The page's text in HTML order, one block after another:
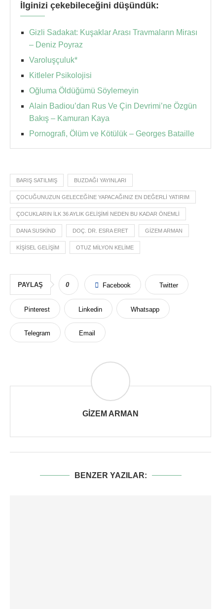
İlginizi çekebileceğini düşündük:
Gizli Sadakat: Kuşaklar Arası Travmaların Mirası
– Deniz Poyraz
Varoluşçuluk*
Kitleler Psikolojisi
Oğluma Öldüğümü Söylemeyin
Alain Badiou’dan Rus Ve Çin Devrimi’ne Özgün
Bakış – Kamuran Kaya
Pornografi, Ölüm ve Kötülük – Georges Bataille
BARIŞ SATILMIŞ BUZDAĞI YAYINLARI
ÇOCUĞUNUZUN GELECEĞINE YAPACAĞINIZ EN DEĞERLI YATIRIM
ÇOCUKLARIN ILK 36 AYLIK GELIŞIMI NEDEN BU KADAR ÖNEMLI
DANA SUSKIND DOÇ. DR. ESRA ERET GIZEM ARMAN
KIŞISEL GELIŞIM OTUZ MILYON KELIME
PAYLAŞ 0 Facebook Twitter
Pinterest Linkedin Whatsapp
Telegram Email
GIZEM ARMAN
BENZER YAZILAR: